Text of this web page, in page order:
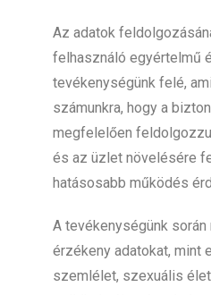
Az adatok
felhasználó egyértelmű
tevékenységünk felé,
számunkra, hogy a
megfelelően
és az üzlet növelésére
hatásosabb működés
A tevékenységünk során
érzékeny adatokat, mint
szemlélet, szexuális